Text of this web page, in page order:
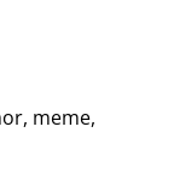
meme,